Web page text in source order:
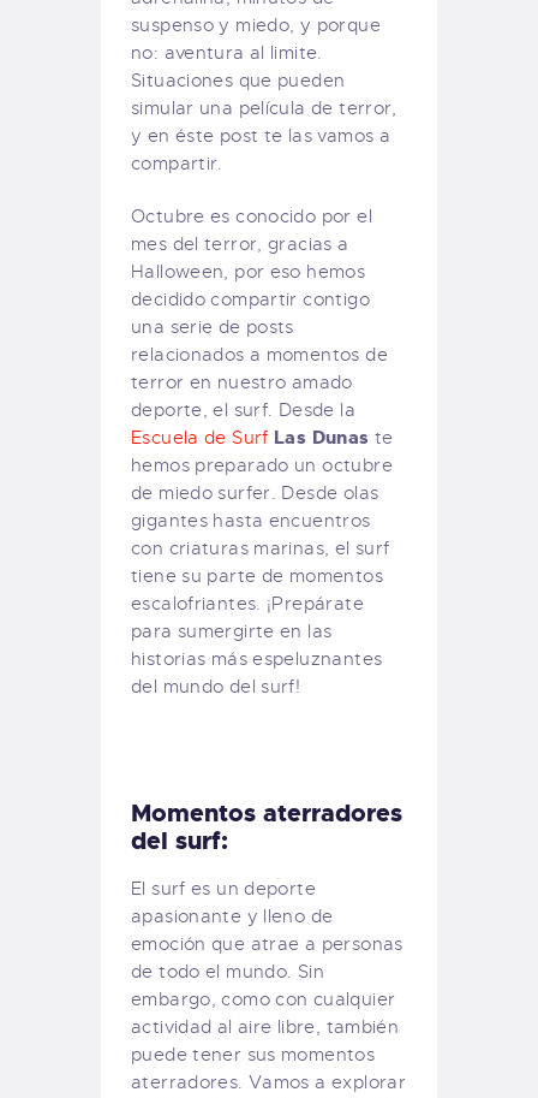
suspenso y miedo, y porque
no: aventura al limite.
Situaciones que pueden
simular una película de terror,
y en éste post te las vamos a
compartir.
Octubre es conocido por el
mes del terror, gracias a
Halloween, por eso hemos
decidido compartir contigo
una serie de posts
relacionados a momentos de
terror en nuestro amado
deporte, el surf. Desde la
Escuela de Surf Las Dunas te
hemos preparado un octubre
de miedo surfer. Desde olas
gigantes hasta encuentros
con criaturas marinas, el surf
tiene su parte de momentos
escalofriantes. ¡Prepárate
para sumergirte en las
historias más espeluznantes
del mundo del surf!
Momentos aterradores
del surf:
El surf es un deporte
apasionante y lleno de
emoción que atrae a personas
de todo el mundo. Sin
embargo, como con cualquier
actividad al aire libre, también
puede tener sus momentos
aterradores. Vamos a explorar